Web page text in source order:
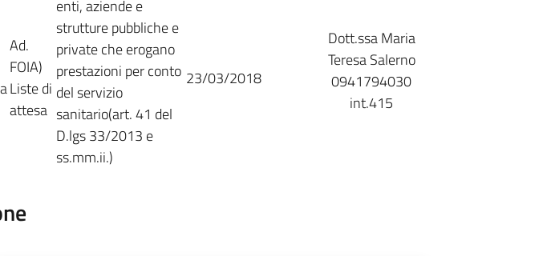
Ad.
FOIA)
Liste di
attesa
enti, aziende e
strutture pubbliche e
private che erogano
prestazioni per conto
del servizio
sanitario(art. 41 del
D.lgs 33/2013 e
ss.mm.ii.)
23/03/2018
Dott.ssa Maria
Teresa Salerno
0941794030
int.415